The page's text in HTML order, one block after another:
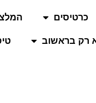
כרטיסים
רק בראשוב